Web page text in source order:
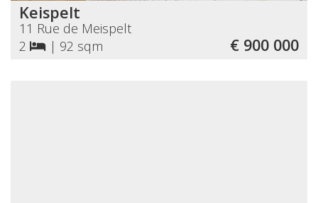
Keispelt
11 Rue de Meispelt
2
| 92 sqm € 900 000